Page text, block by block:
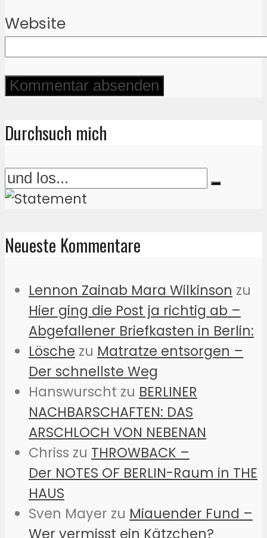
Website
Durchsuch mich
Neueste Kommentare
Lennon Zainab Mara Wilkinson zu
Hier ging die Post ja richtig ab –
Abgefallener Briefkasten in Berlin:
Lösche zu Matratze entsorgen –
Der schnellste Weg
Hanswurscht zu BERLINER
NACHBARSCHAFTEN: DAS
ARSCHLOCH VON NEBENAN
Chriss zu THROWBACK –
Der NOTES OF BERLIN-Raum in THE
HAUS
Sven Mayer zu Miauender Fund –
Wer vermisst ein Kätzchen?